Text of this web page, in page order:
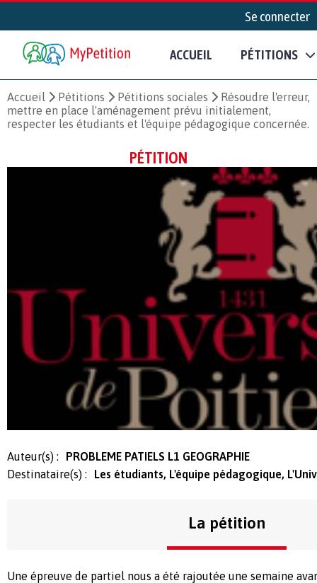
Se connecter
ACCUEIL PÉTITIONS
Accueil Pétitions Pétitions sociales
Résoudre l'erreur,
mettre en place l'aménagement prévu initialement,
respecter les étudiants et l'équipe pédagogique concernée.
PÉTITION
Auteur(s) :
PROBLEME PATIELS L1 GEOGRAPHIE
Destinataire(s) :
Les étudiants, L'équipe pédagogique,
La pétition
Une épreuve de partiel nous a été rajoutée une semaine